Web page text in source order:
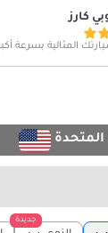
كارز
المثالية بسرعة
المتحدة
جديدة